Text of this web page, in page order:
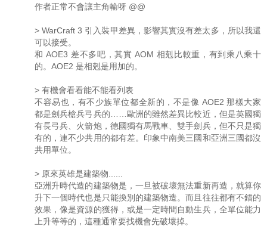
作者正常不會讓主角輸呀 @@
> WarCraft 3 引入裝甲差異，影響其實沒有差太多，所以我還
可以接受。
和 AOE3 差不多吧，其實 AOM 相剋比較重，有到乘八乘十
的。AOE2 是相剋是用加的。
> 有機會看看能不能看列表
不容易也，有不少族單位都全新的，不是像 AOE2 那樣大家
都是劍兵槍兵弓兵的……歐洲的雖然差異比較近，但是英國獨
有長弓兵、火箭炮，德國獨有馬戰車、雙手劍兵，但不只是獨
有的，連不少共用的都有差。印象中南美三國和亞洲三國都沒
共用單位。
> 原來英雄是建築物......
亞洲升時代造的建築物是，一旦被破壞無法重新再造，就算你
升下一個時代也是只能換別的建築物造。而且往往都有不錯的
效果，像是資源的獲得，或是一定時間自動生兵，全單位能力
上升等等的，這種通常要找機會先破壞掉。